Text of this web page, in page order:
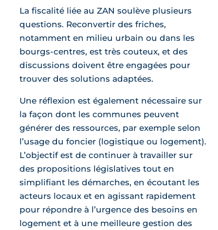
La fiscalité liée au ZAN soulève plusieurs
questions. Reconvertir des friches,
notamment en milieu urbain ou dans les
bourgs-centres, est très couteux, et des
discussions doivent être engagées pour
trouver des solutions adaptées.
Une réflexion est également nécessaire sur
la façon dont les communes peuvent
générer des ressources, par exemple selon
l’usage du foncier (logistique ou logement).
L’objectif est de continuer à travailler sur
des propositions législatives tout en
simplifiant les démarches, en écoutant les
acteurs locaux et en agissant rapidement
pour répondre à l’urgence des besoins en
logement et à une meilleure gestion des